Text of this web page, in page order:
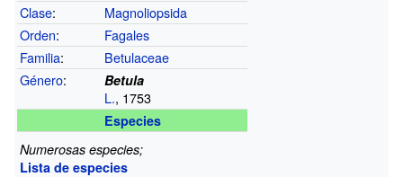
Clase:
Magnoliopsida
Orden:
Fagales
Familia:
Betulaceae
Género: Betula
L., 1753
Especies
Numerosas especies;
Lista de especies